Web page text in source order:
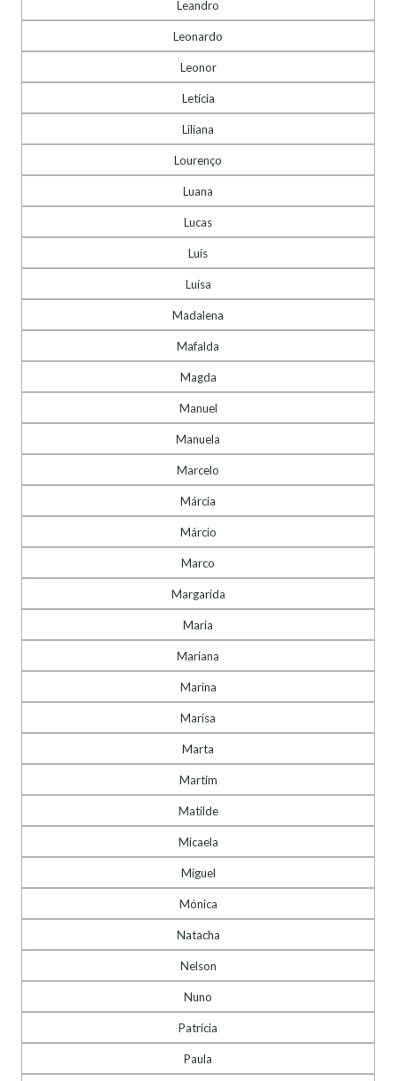
Leandro
Leonardo
Leonor
Letícia
Liliana
Lourenço
Luana
Lucas
Luís
Luísa
Madalena
Mafalda
Magda
Manuel
Manuela
Marcelo
Márcia
Márcio
Marco
Margarida
Maria
Mariana
Marina
Marisa
Marta
Martim
Matilde
Micaela
Miguel
Mónica
Natacha
Nelson
Nuno
Patrícia
Paula